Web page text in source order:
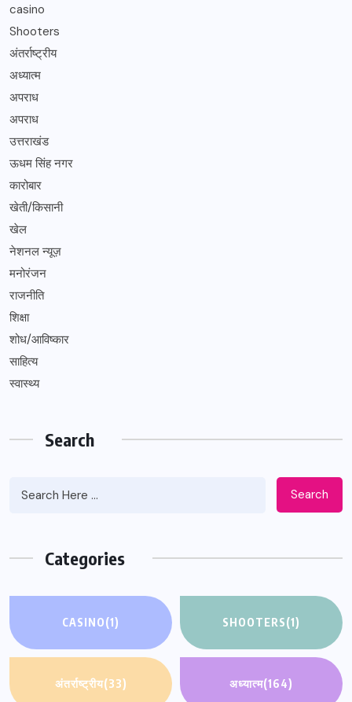
casino
Shooters
अंतर्राष्ट्रीय
अध्यात्म
अपराध
अपराध
उत्तराखंड
ऊधम सिंह नगर
कारोबार
खेती/किसानी
खेल
नेशनल न्यूज़
मनोरंजन
राजनीति
शिक्षा
शोध/आविष्कार
साहित्य
स्वास्थ्य
Search
Search
Categories
CASINO(1) SHOOTERS(1)
अंतर्राष्ट्रीय(33) अध्यात्म(164)